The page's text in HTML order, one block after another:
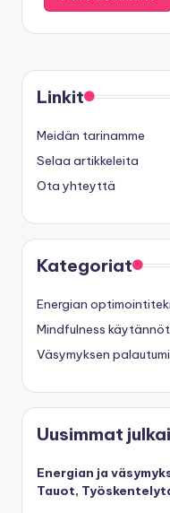
Linkit
Meidän tarinamme
Selaa artikkeleita
Ota yhteyttä
Kategoriat
Energian
Mindfulness käytännöt
Väsymyksen
Uusimmat
Energian ja
Tauot,